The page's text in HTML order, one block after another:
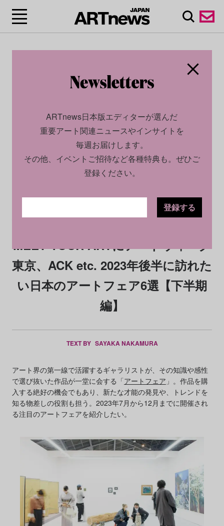
2023.07.03
MEET YOUR ARTにアートウィーク
東京、ACK etc. 2023年後半に訪れた
い日本のアートフェア6選【下半期
編】
TEXT BY SAYAKA NAKAMURA
アート界の第一線で活躍するギャラリストが、その知識や感性
で選び抜いた作品が一堂に会する「アートフェア 」。作品を購
入する絶好の機会でもあり、新たな才能の発見や、トレンドを
知る物差しの役割も担う。2023年7月から12月までに開催され
る注目のアートフェアを紹介したい。
ARTnews日本版エディターが選んだ
重要アート関連ニュースやインサイトを
毎週お届けします。
その他、イベントご招待など各種特典も。ぜひご
登録ください。
登録する